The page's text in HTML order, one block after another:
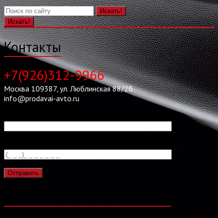
Искать!
Контакты
+7(926)312-9966
Москва 109387, ул. Люблинская 88/2б
info@prodavai-avto.ru